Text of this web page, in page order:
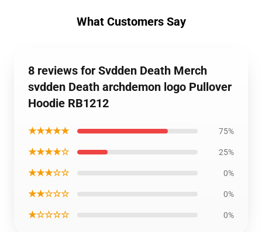
What Customers Say
8 reviews for Svdden Death Merch
svdden Death archdemon logo Pullover
Hoodie RB1212
★★★★★ 75%
★★★★☆ 25%
★★★☆☆ 0%
★★☆☆☆ 0%
★☆☆☆☆ 0%